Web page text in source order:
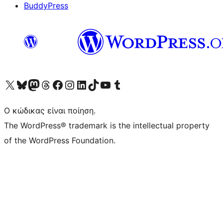
BuddyPress
Visit our X (formerly Twitter) account
Visit our Bluesky account
Επισκεφθείτε τον λογαριασμό μας στο Mastodon
Visit our Threads account
Επισκεφτείτε τη σελίδα μας στο Facebook
Επισκεφθείτε τον λογαριασμό μας Instagram
Επισκεφθείτε τον λογαριασμό μας LinkedIn
Visit our TikTok account
Visit our YouTube channel
Visit our Tumblr account
Ο κώδικας είναι ποίηση.
The WordPress® trademark is the intellectual property
of the WordPress Foundation.